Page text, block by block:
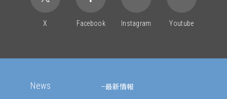
X Facebook Instagram Youtube
News 最新情報